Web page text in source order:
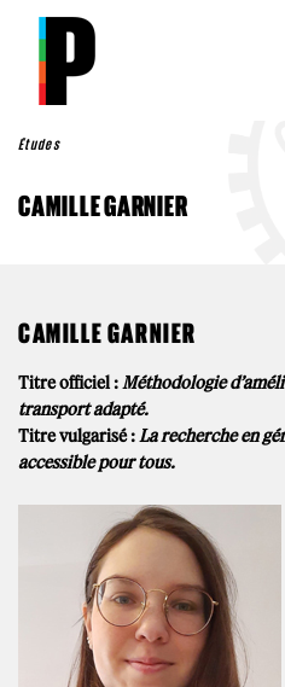
Aller au contenu principal
Études
CAMILLE GARNIER
CAMILLE GARNIER
Titre officiel :Méthodologie
transport adapté.
Titre vulgarisé :La recherche en
accessible pour tous.